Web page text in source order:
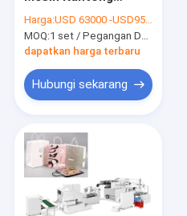
Bawah Datar Dengan
Pencetakan
Harga:USD 63000 -USD95000
MOQ:1 set / Pegangan Datar Mesin Kantong Kertas Otomatis Bawah Datar Dengan Pencetakan
dapatkan harga terbaru
Hubungi sekarang